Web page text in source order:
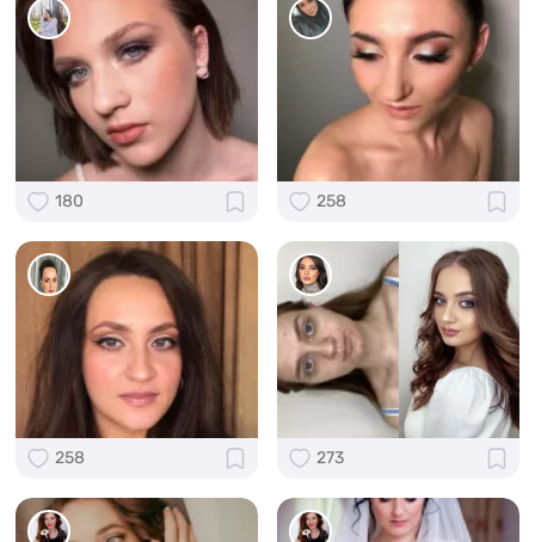
180 258
258 273